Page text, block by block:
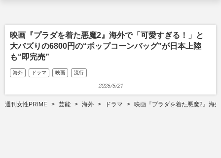
映画『プラダを着た悪魔2』海外で「可愛すぎる！」と
大バズりの6800円の“ポップコーンバッグ”が日本上陸
も“即完売”
海外 ドラマ 映画 流行
2026/5/21
週刊女性PRIME 芸能 海外 ドラマ 映画『プラダを着た悪魔2』海